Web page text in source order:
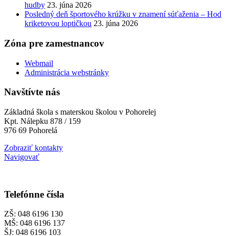
hudby 23. júna 2026
Posledný deň športového krúžku v znamení súťaženia – Hod
kriketovou loptičkou 23. júna 2026
Zóna pre zamestnancov
Webmail
Administrácia webstránky
Navštívte nás
Základná škola s materskou školou v Pohorelej
Kpt. Nálepku 878 / 159
976 69 Pohorelá
Zobraziť kontakty
Navigovať
Telefónne čísla
ZŠ: 048 6196 130
MŠ: 048 6196 137
ŠJ: 048 6196 103